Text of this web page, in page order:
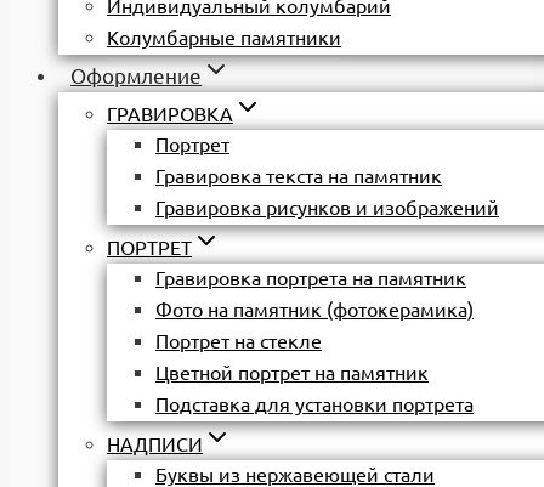
Индивидуальный колумбарий
Колумбарные памятники
Оформление
ГРАВИРОВКА
Портрет
Гравировка текста на памятник
Гравировка рисунков и изображений
ПОРТРЕТ
Гравировка портрета на памятник
Фото на памятник (фотокерамика)
Портрет на стекле
Цветной портрет на памятник
Подставка для установки портрета
НАДПИСИ
Буквы из нержавеющей стали